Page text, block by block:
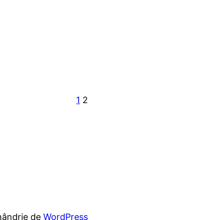
1 2
deWordPress